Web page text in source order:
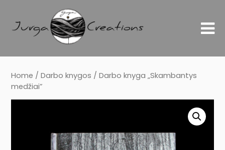
Home /Darbo knygos / Darbo knyga „Skambantys
medžiai”